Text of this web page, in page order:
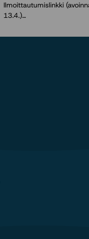
Ilmoittautumislinkki
13.4.)…